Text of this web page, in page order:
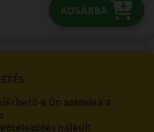
KOSÁRBA
e Ön számára a
nélkül!